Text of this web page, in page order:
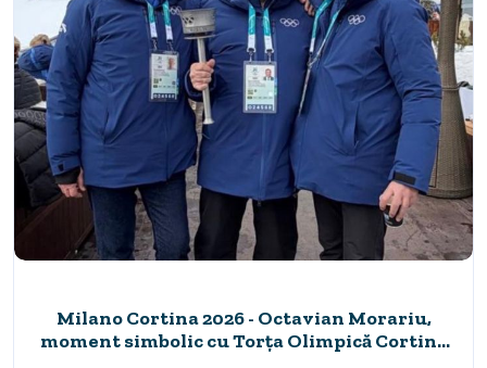
Milano Cortina 2026 - Octavian Morariu,
moment simbolic cu Torța Olimpică Cortina